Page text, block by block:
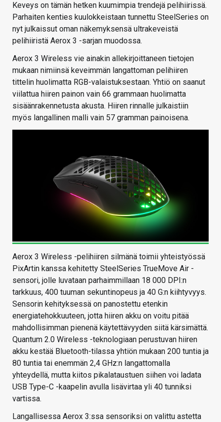
Keveys on tämän hetken kuumimpia trendejä pelihiirissä.
Parhaiten kenties kuulokkeistaan tunnettu SteelSeries on
nyt julkaissut oman näkemyksensä ultrakeveistä
pelihiiristä Aerox 3 -sarjan muodossa.
Aerox 3 Wireless vie ainakin allekirjoittaneen tietojen
mukaan nimiinsä keveimmän langattoman pelihiiren
tittelin huolimatta RGB-valaistuksestaan. Yhtiö on saanut
viilattua hiiren painon vain 66 grammaan huolimatta
sisäänrakennetusta akusta. Hiiren rinnalle julkaistiin
myös langallinen malli vain 57 gramman painoisena.
Aerox 3 Wireless -pelihiiren silmänä toimii yhteistyössä
PixArtin kanssa kehitetty SteelSeries TrueMove Air -
sensori, jolle luvataan parhaimmillaan 18 000 DPI:n
tarkkuus, 400 tuuman sekuntinopeus ja 40 G:n kiihtyvyys.
Sensorin kehityksessä on panostettu etenkin
energiatehokkuuteen, jotta hiiren akku on voitu pitää
mahdollisimman pienenä käytettävyyden siitä kärsimättä.
Quantum 2.0 Wireless -teknologiaan perustuvan hiiren
akku kestää Bluetooth-tilassa yhtiön mukaan 200 tuntia ja
80 tuntia tai enemmän 2,4 GHz:n langattomalla
yhteydellä, mutta kiitos pikalataustuen siihen voi ladata
USB Type-C -kaapelin avulla lisävirtaa yli 40 tunniksi
vartissa.
Langallisessa Aerox 3:ssa sensoriksi on valittu astetta